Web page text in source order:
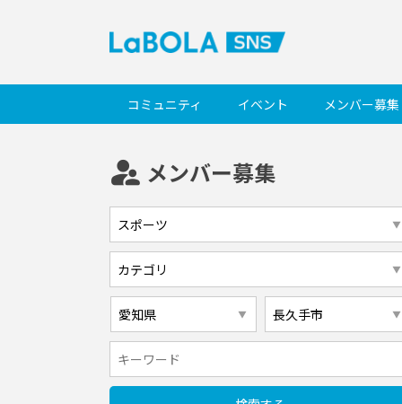
コミュニティ イベント メンバー募集
supervisor_account メンバー募集